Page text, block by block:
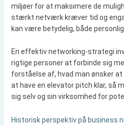
miljøer for at maksimere de
stærkt netværk kræver tid og
kan være betydelig, både
En effektiv networking-strategi
rigtige personer at forbinde sig
forståelse af, hvad man ønsker
at have en elevator pitch klar, så
sig selv og sin virksomhed for
Historisk perspektiv på